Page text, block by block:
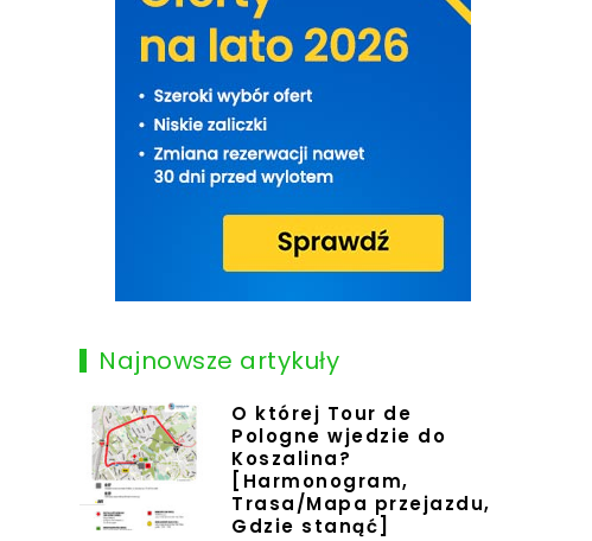
Najnowsze artykuły
O której Tour de
Pologne wjedzie do
Koszalina?
[Harmonogram,
Trasa/Mapa przejazdu,
Gdzie stanąć]